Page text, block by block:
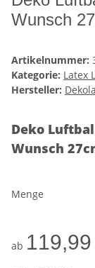
Wunsch
Artikelnummer:
Kategorie: Latex
Hersteller:
Deko
Wunsch
Menge
ab